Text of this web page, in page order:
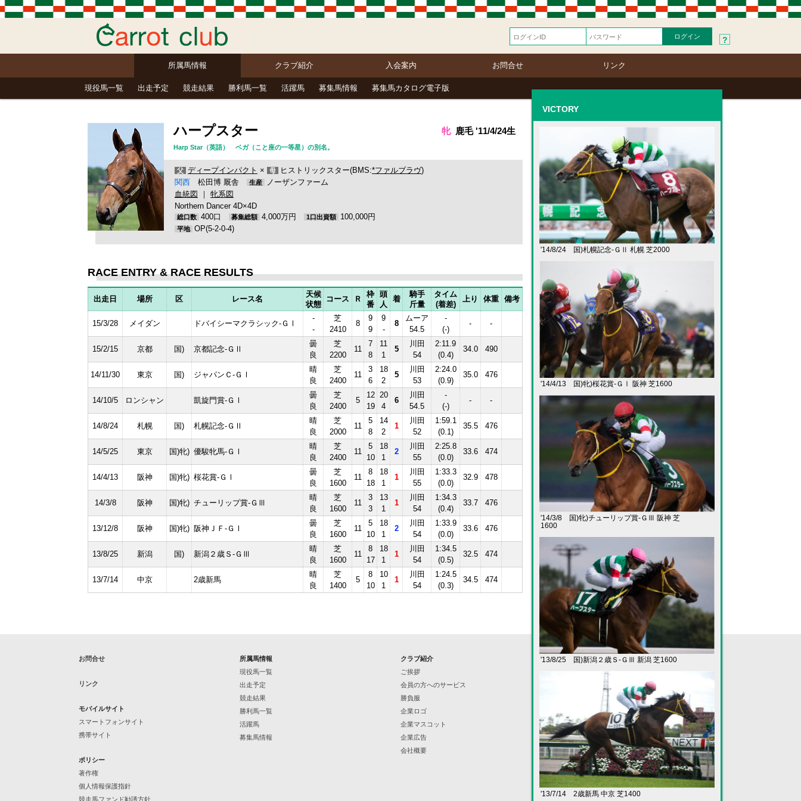
?
所属馬情報 クラブ紹介 入会案内 お問合せ リンク
現役馬一覧 出走予定 競走結果 勝利馬一覧 活躍馬 募集馬情報 募集馬カタログ電子版
ハープスター 牝鹿毛 '11/4/24生
Harp Star（英語） ベガ（こと座の一等星）の別名。
父 ディープインパクト × 母 ヒストリックスター(BMS:*ファルブラヴ)
関西 松田博 厩舎 生産
ノーザンファーム
血統図
｜ 牝系図
Northern Dancer 4D×4D
総口数 400口 募集総額 4,000万円 1口出資額 100,000円
平地 OP(5-2-0-4)
RACE ENTRY & RACE RESULTS
出走日 場所 区 レース名
天候
状態
コース Ｒ
枠
番
頭
人
着
騎手
斤量
タイム
(着差)
上り 体重 備考
15/3/28 メイダン ドバイシーマクラシック-ＧⅠ
-
-
芝
2410
8
9
9
9
-
8
ムーア
54.5
-
(-)
- -
15/2/15 京都 国) 京都記念-ＧⅡ
曇
良
芝
2200
11
7
8
11
1
5
川田
54
2:11.9
(0.4)
34.0 490
14/11/30 東京 国) ジャパンＣ-ＧⅠ
晴
良
芝
2400
11
3
6
18
2
5
川田
53
2:24.0
(0.9)
35.0 476
14/10/5 ロンシャン 凱旋門賞-ＧⅠ
曇
良
芝
2400
5
12
19
20
4
6
川田
54.5
-
(-)
- -
14/8/24 札幌 国) 札幌記念-ＧⅡ
晴
良
芝
2000
11
5
8
14
2
1
川田
52
1:59.1
(0.1)
35.5 476
14/5/25 東京 国)牝) 優駿牝馬-ＧⅠ
晴
良
芝
2400
11
5
10
18
1
2
川田
55
2:25.8
(0.0)
33.6 474
14/4/13 阪神 国)牝) 桜花賞-ＧⅠ
曇
良
芝
1600
11
8
18
18
1
1
川田
55
1:33.3
(0.0)
32.9 478
14/3/8 阪神 国)牝) チューリップ賞-ＧⅢ
晴
良
芝
1600
11
3
3
13
1
1
川田
54
1:34.3
(0.4)
33.7 476
13/12/8 阪神 国)牝) 阪神ＪＦ-ＧⅠ
曇
良
芝
1600
11
5
10
18
1
2
川田
54
1:33.9
(0.0)
33.6 476
13/8/25 新潟 国) 新潟２歳Ｓ-ＧⅢ
晴
良
芝
1600
11
8
17
18
1
1
川田
54
1:34.5
(0.5)
32.5 474
13/7/14 中京 2歳新馬
晴
良
芝
1400
5
8
10
10
1
1
川田
54
1:24.5
(0.3)
34.5 474
VICTORY
'14/8/24 国)札幌記念-ＧⅡ 札幌 芝2000
'14/4/13 国)牝)桜花賞-ＧⅠ 阪神 芝1600
'14/3/8 国)牝)チューリップ賞-ＧⅢ 阪神 芝
1600
'13/8/25 国)新潟２歳Ｓ-ＧⅢ 新潟 芝1600
'13/7/14 2歳新馬 中京 芝1400
お問合せ
リンク
モバイルサイト
スマートフォンサイト
携帯サイト
ポリシー
著作権
個人情報保護指針
競走馬ファンド勧誘方針
所属馬情報
現役馬一覧
出走予定
競走結果
勝利馬一覧
活躍馬
募集馬情報
クラブ紹介
ご挨拶
会員の方へのサービス
勝負服
企業ロゴ
企業マスコット
企業広告
会社概要
入会案内
新規入会・出資の手順
会費等お支払い方法
クラブポイント制度
優勝賞品の提供
賞金･見舞金･競走馬保険
愛馬会規約